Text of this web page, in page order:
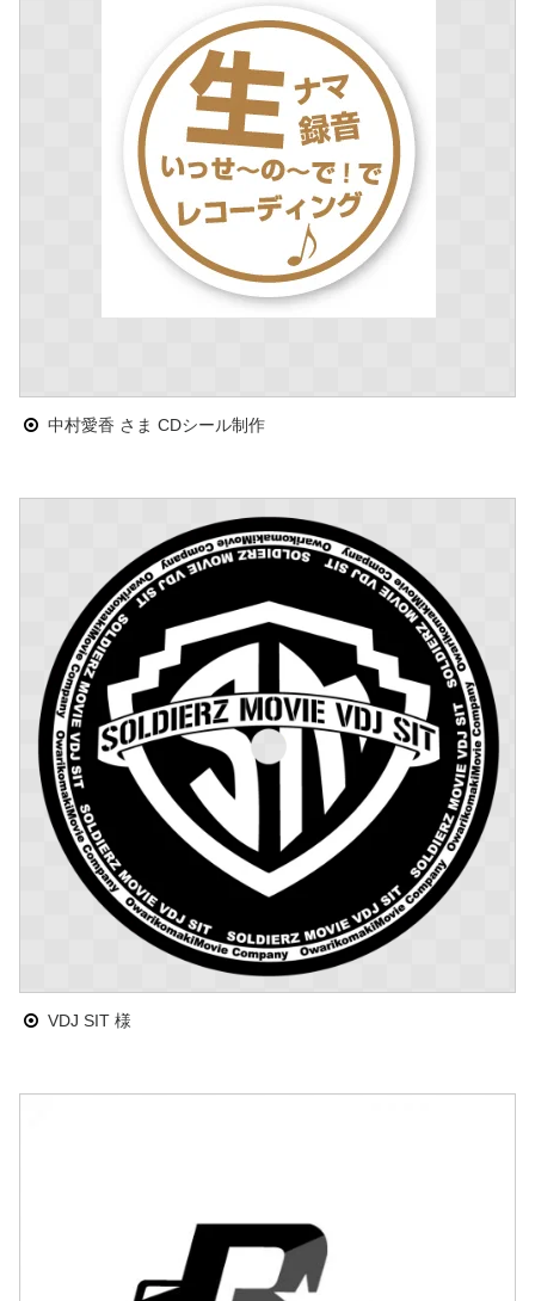
中村愛香 さま CDシール制作
VDJ SIT 様